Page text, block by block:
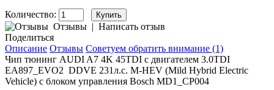
Количество:
Отзывы | Написать отзыв
Поделиться
Описание Отзывы Советуем обратить внимание (1)
Чип тюнинг AUDI A7 4K 45TDI с двигателем 3.0TDI
EA897_EVO2 DDVE 231л.с. M-HEV (Mild Hybrid Electric
Vehicle) с блоком управления Bosch MD1_CP004